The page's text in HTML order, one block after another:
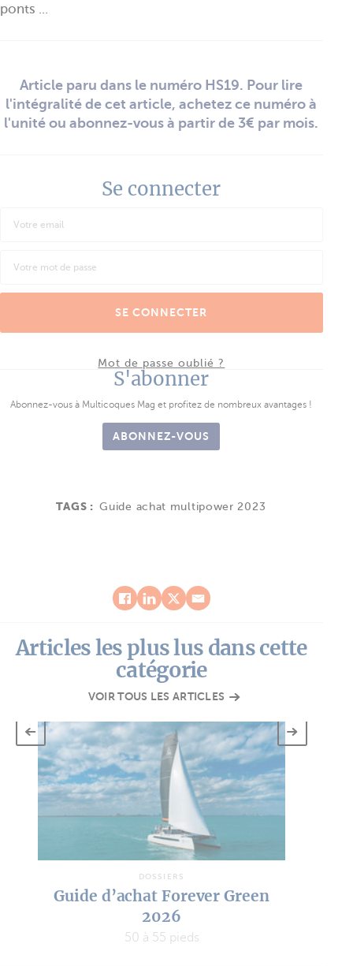
ponts ...
Article paru dans le numéro HS19. Pour lire
l'intégralité de cet article, achetez ce numéro à
l'unité ou abonnez-vous à partir de 3€ par mois.
Se connecter
SE CONNECTER
Mot de passe oublié ?
S'abonner
Abonnez-vous à Multicoques Mag et profitez de nombreux avantages !
ABONNEZ-VOUS
TAGS : Guide achat multipower 2023
Articles les plus lus dans cette
catégorie
VOIR TOUS LES ARTICLES
DOSSIERS
Guide d’achat Forever Green
2026
50 à 55 pieds